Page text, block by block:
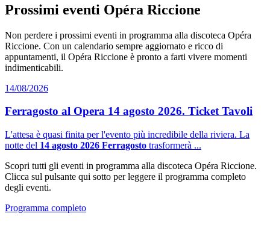
Prossimi eventi Opéra Riccione
Non perdere i prossimi eventi in programma alla discoteca Opéra
Riccione. Con un calendario sempre aggiornato e ricco di
appuntamenti, il Opéra Riccione è pronto a farti vivere momenti
indimenticabili.
14/08/2026
Ferragosto al Opera 14 agosto 2026. Ticket Tavoli
L'attesa è quasi finita per l'evento più incredibile della riviera. La
notte del 14 agosto 2026 Ferragosto trasformerà ...
Scopri tutti gli eventi in programma alla discoteca Opéra Riccione.
Clicca sul pulsante qui sotto per leggere il programma completo
degli eventi.
Programma completo